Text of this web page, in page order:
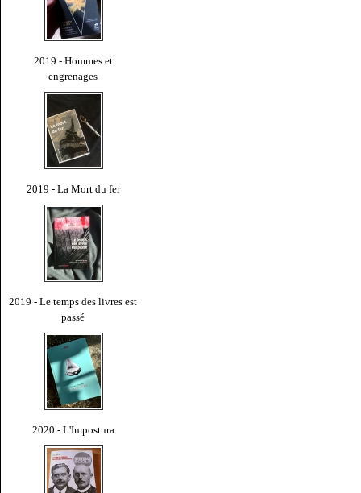
2019 - Hommes et
engrenages
2019 - La Mort du fer
2019 - Le temps des livres est
passé
2020 - L'Impostura